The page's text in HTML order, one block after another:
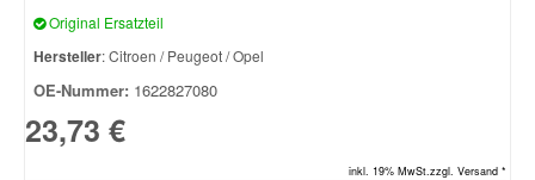
Original Ersatzteil
Hersteller: Citroen / Peugeot / Opel
OE-Nummer: 1622827080
23,73 €
inkl. 19% MwSt.zzgl. Versand *